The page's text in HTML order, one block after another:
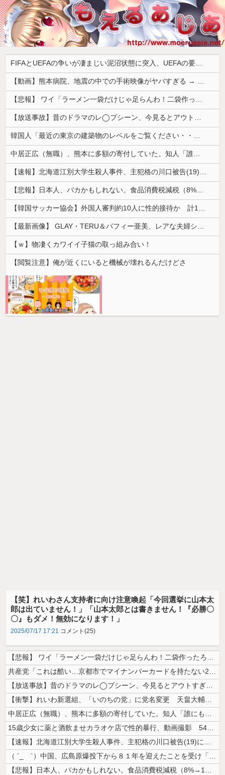
FIFAとUEFAの争いが凄まじい泥沼状態に突入、UEFAの要求を呑んだFIFAだったがUEFA側は強硬姿勢を崩さず……
【動画】熊本病院、地震の中での手術映像がヤバすぎる → 医療機器が飛び交う激震の中で患者を全身で庇う医師らの咄嗟の行動に世界中から絶賛の嵐
【悲報】 ワイ「ラーメン一袋だけじゃ足らんわ！二袋作ったろ！」→結果ｗｗｗ
【放送事故】昔のドラマのレ◯プシーン、今見るとアウトすぎる・・・
韓国人「最近の東京の建築物のレベルをご覧ください・・・」
中居正広（無職）、熊本に多額の寄付していた。知人「誰にも知られなくてもいい、と公表してない」
【速報】北海道江別大学生殺人事件、主犯格の川口被告(19)に無期懲役の判決
【悲報】日本人、バカかもしれない。食品消費税減税（8%→1%）に93.2%の国民が賛成してしまう
【韓国サッカー協会】外国人審判約10人に性的接待か 計1496回、約2億ウォン（約2200万円）
【最新画像】 GLAY・TERU＆パフィー亜美、レアな夫婦ショットを公開してしまう！
【ｗ】物凄くカワイイ子猫の取っ組み合い！
【閲覧注意】俺が近くにいると機械が壊れるんだけどさ
【笑】れいわさん支持者に向け注意喚起「今回選挙に山本太
郎は出ていません！」「山本太郎とは書きません！『必勝〇
〇』もダメ！無効になります！」
2025/07/17 17:21 コメント(25)
【悲報】 ワイ「ラーメン一袋だけじゃ足らんわ！二袋作ったろ！」→結果ｗ...
共産党「これは酷い…京都市でマイナンバーカードを持たない29万人がポイ...
【放送事故】昔のドラマのレ◯プシーン、今見るとアウトすぎる・・・
【衝撃】れいわ新選組、「いのちの党」に党名変更 天畠大輔氏が共同代表へ
中居正広（無職）、熊本に多額の寄付していた。知人「誰にも知られなくても...
15歳少女に薬と酒飲ませカラオケ店で性的暴行、動画撮影 54歳無職を再...
【速報】北海道江別大学生殺人事件、主犯格の川口被告(19)に無期懲役の...
（ ´_ゝ`）中国、広島原爆投下から８１年を迎えたことを受け「日本は原...
【悲報】日本人、バカかもしれない。食品消費税減税（8%→1%）に93....